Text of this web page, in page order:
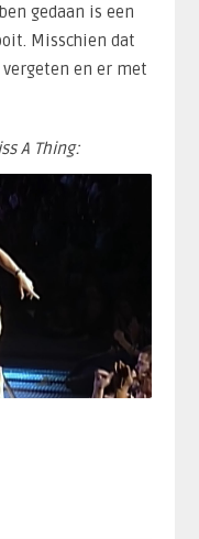
gedaan is een
Misschien dat
en er met
A Thing: